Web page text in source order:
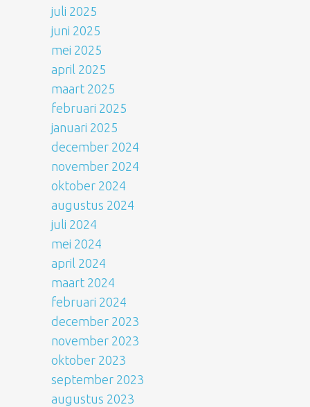
juli 2025
juni 2025
mei 2025
april 2025
maart 2025
februari 2025
januari 2025
december 2024
november 2024
oktober 2024
augustus 2024
juli 2024
mei 2024
april 2024
maart 2024
februari 2024
december 2023
november 2023
oktober 2023
september 2023
augustus 2023